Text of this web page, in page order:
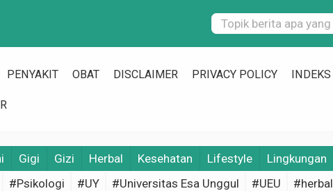
PENYAKIT OBAT DISCLAIMER PRIVACY POLICY INDEKS
Gigi Gizi Herbal Kesehatan Lifestyle Lingkungan
#Psikologi #UY #Universitas Esa Unggul #UEU #herbal